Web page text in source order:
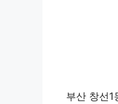
부산 창선